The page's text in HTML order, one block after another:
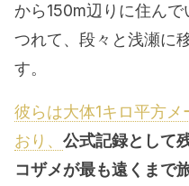
から150m辺りに住ん
つれて、段々と浅瀬に
す。
彼らは大体1キロ平方
おり、 公式記録として
コザメが最も遠くまで